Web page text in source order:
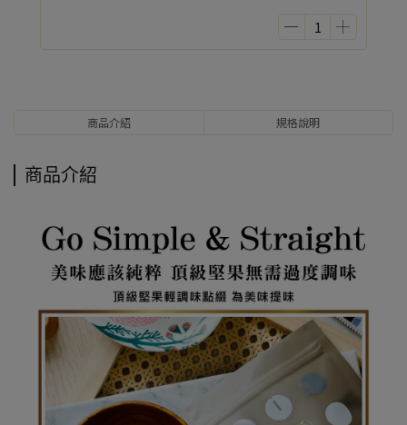
商品介紹 規格說明
商品介紹